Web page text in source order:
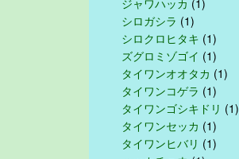
シロガシラ (1)
シロクロヒタキ (1)
ズグロミゾゴイ (1)
タイワンオオタカ (1)
タイワンコゲラ (1)
タイワンゴシキドリ (1)
タイワンセッカ (1)
タイワンヒバリ (1)